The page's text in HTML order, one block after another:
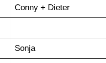
Conny + Dieter
Sonja